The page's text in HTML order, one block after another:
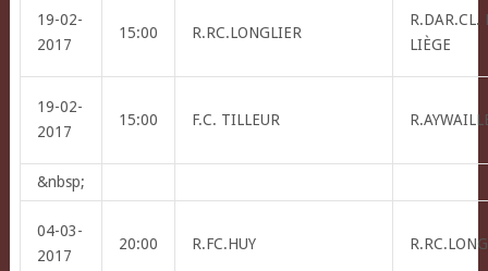
19-02-
2017
15:00 R.RC.LONGLIER
R.DAR.CL.
LIÈGE
19-02-
2017
15:00 F.C. TILLEUR
&nbsp;
04-03-
2017
20:00 R.FC.HUY